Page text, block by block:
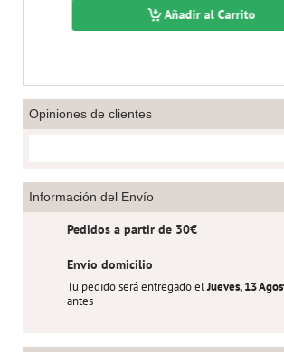
Añadir al Carrito
Opiniones de clientes
Información del Envío
Pedidos a partir de 30€
Envío domicilio
Tu pedido será entregado elJueves, 13
antes